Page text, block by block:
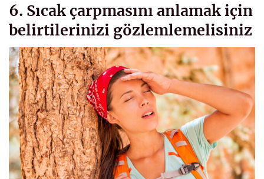
6. Sıcak çarpmasını anlamak için
belirtilerinizi gözlemlemelisiniz